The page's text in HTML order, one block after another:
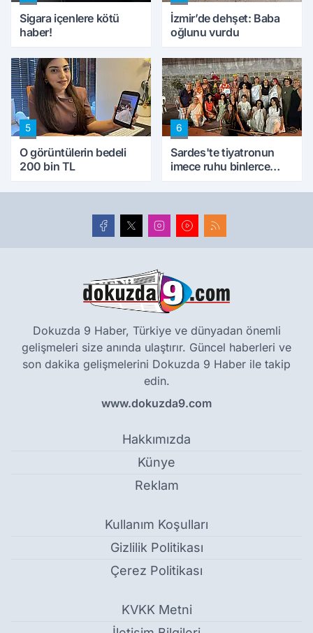
Sigara içenlere kötü
haber!
İzmir’de dehşet: Baba
oğlunu vurdu
5
O görüntülerin bedeli
200 bin TL
6
Sardes'te tiyatronun
imece ruhu binlerce
Dokuzda 9 Haber, Türkiye ve dünyadan önemli
gelişmeleri size anında ulaştırır. Güncel haberleri ve
son dakika gelişmelerini Dokuzda 9 Haber ile takip
edin.
www.dokuzda9.com
Hakkımızda
Künye
Reklam
Kullanım Koşulları
Gizlilik Politikası
Çerez Politikası
KVKK Metni